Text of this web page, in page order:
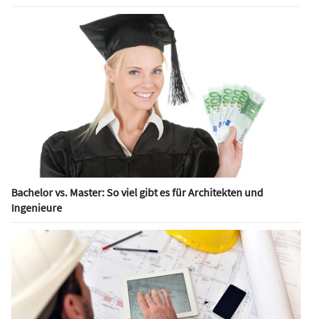
Bachelor vs. Master: So viel gibt es für Architekten und
Ingenieure